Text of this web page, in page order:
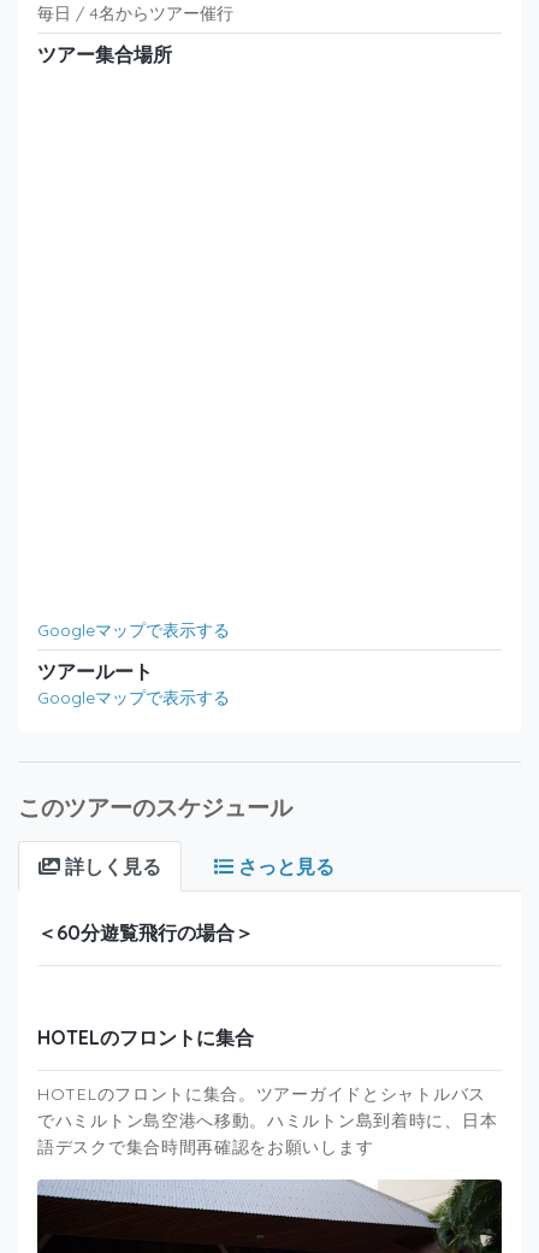
毎日 / 4名からツアー催行
ツアー集合場所
Googleマップで表示する
ツアールート
Googleマップで表示する
このツアーのスケジュール
詳しく見る さっと見る
＜60分遊覧飛行の場合＞
HOTELのフロントに集合
HOTELのフロントに集合。ツアーガイドとシャトルバス
でハミルトン島空港へ移動。ハミルトン島到着時に、日本
語デスクで集合時間再確認をお願いします